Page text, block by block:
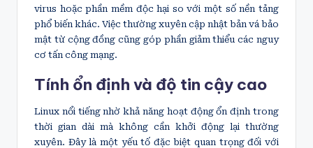
virus hoặc phần mềm độc hại so với một số nền tảng
phổ biến khác. Việc thường xuyên cập nhật bản vá bảo
mật từ cộng đồng cũng góp phần giảm thiểu các nguy
cơ tấn công mạng.
Tính ổn định và độ tin cậy cao
Linux nổi tiếng nhờ khả năng hoạt động ổn định trong
thời gian dài mà không cần khởi động lại thường
xuyên. Đây là một yếu tố đặc biệt quan trọng đối với